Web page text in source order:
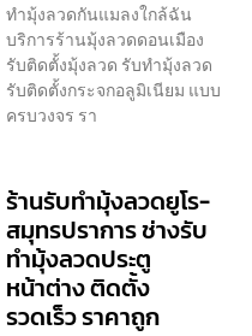
ทำมุ้งลวดกันแมลงใกล้ฉัน
บริการร้านมุ้งลวดดอนเมือง
รับติดตั้งมุ้งลวด รับทำมุ้งลวด
รับติดตั้งกระจกอลูมิเนียม แบบ
ครบวงจร รา
ร้านรับทำมุ้งลวดยูโร-
สมุทรปราการ ช่างรับ
ทำมุ้งลวดประตู
หน้าต่าง ติดตั้ง
รวดเร็ว ราคาถูก